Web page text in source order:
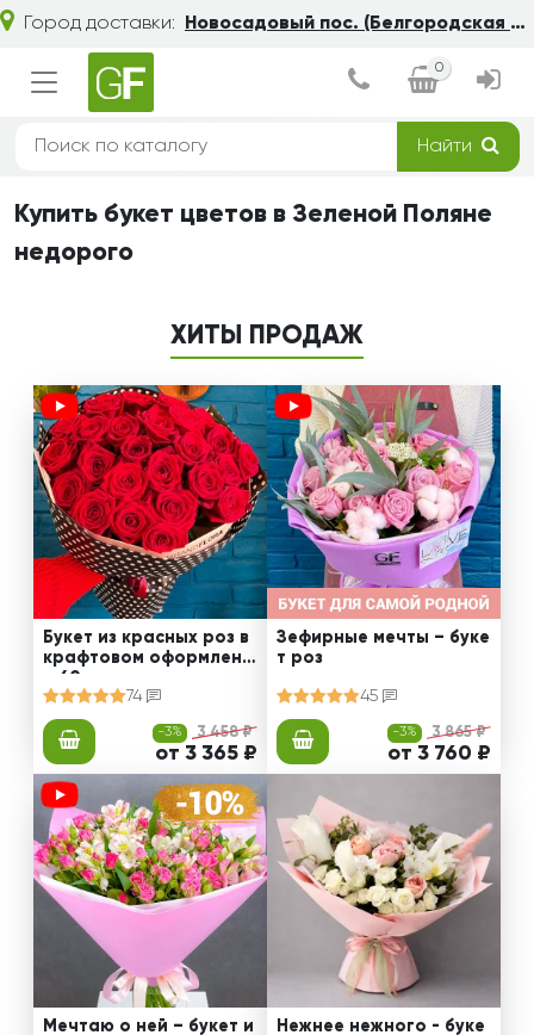
Город доставки: Новосадовый пос. (Белгородская обл.)
0
Найти
Купить букет цветов в Зеленой Поляне
недорого
ХИТЫ ПРОДАЖ
Букет из красных роз в
крафтовом оформлени
и 60 см
74
-3% 3 458 ₽
от 3 365 ₽
Зефирные мечты – буке
т роз
45
-3% 3 865 ₽
от 3 760 ₽
Мечтаю о ней – букет и
Нежнее нежного - буке